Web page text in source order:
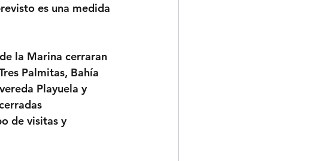
es una medida
la Marina cerraran
Palmitas, Bahía
Playuela y
de visitas y